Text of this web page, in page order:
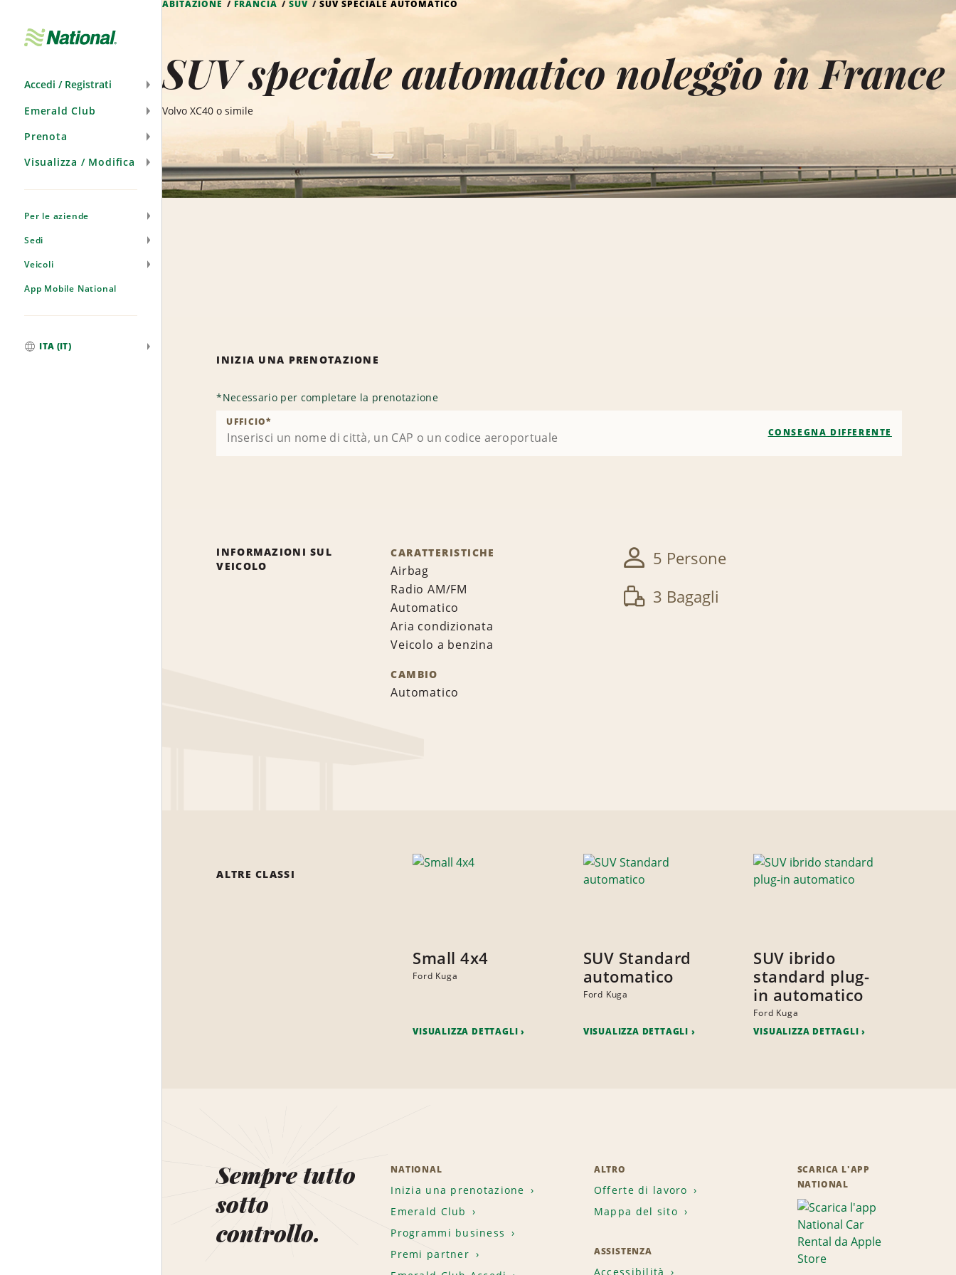
Accedi / Registrati
Emerald Club
Prenota
Visualizza / Modifica
Per le aziende
Sedi
Veicoli
App Mobile National
ITA (IT)
ABITAZIONE FRANCIA SUV SUV SPECIALE AUTOMATICO
SUV speciale automatico noleggio in France
Volvo XC40 o simile
INIZIA UNA PRENOTAZIONE
*Necessario per completare la prenotazione
UFFICIO*
CONSEGNA DIFFERENTE
INFORMAZIONI SUL
VEICOLO
CARATTERISTICHE
Airbag
Radio AM/FM
Automatico
Aria condizionata
Veicolo a benzina
CAMBIO
Automatico
5 Persone
3 Bagagli
ALTRE CLASSI
Small 4x4
Ford Kuga
VISUALIZZA DETTAGLI
SUV Standard
automatico
Ford Kuga
VISUALIZZA DETTAGLI
SUV ibrido
standard plug-
in automatico
Ford Kuga
VISUALIZZA DETTAGLI
Sempre tutto
sotto
controllo.
NATIONAL
Inizia una prenotazione
Emerald Club
Programmi business
Premi partner
ALTRO
Offerte di lavoro
Mappa del sito
ASSISTENZA
Accessibilità
SCARICA L'APP
NATIONAL